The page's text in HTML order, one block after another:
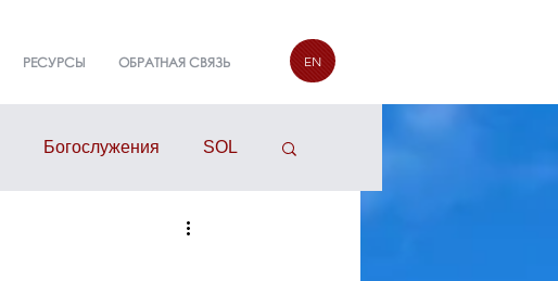
РЕСУРСЫ ОБРАТНАЯ СВЯЗЬ EN
Богослужения SOL